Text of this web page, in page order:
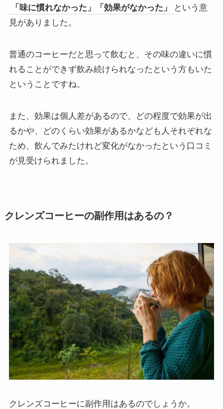
「味に慣れなかった」「効果がなかった」
という意
見がありました。
普通のコーヒーだと思って飲むと、その味の違いに慣
れることができず飲み続けられなったという方もいた
ということですね。
また、効果は個人差があるので、どの程度で効果が出
るかや、どのくらい効果があるかなども人それぞれな
ため、飲んでみたけれど変化がなかったという口コミ
が見受けられました。
クレンズコーヒーの副作用はあるの？
クレンズコーヒーに副作用はあるのでしょうか。